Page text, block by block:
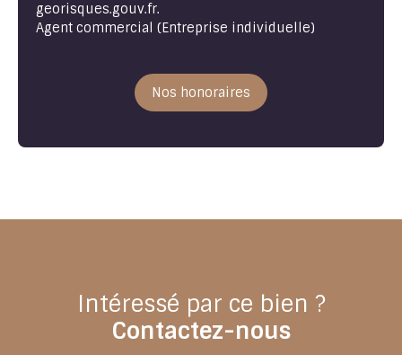
georisques.gouv.fr.
Agent commercial (Entreprise individuelle)
Nos honoraires
Intéressé par ce bien ?
Contactez-nous